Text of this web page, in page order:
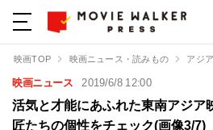
映画TOP 映画ニュース・読みもの アジ
映画ニュース 2019/6/8 12:00
活気と才能にあふれた東南アジア
匠たちの個性をチェック(画像3/7)